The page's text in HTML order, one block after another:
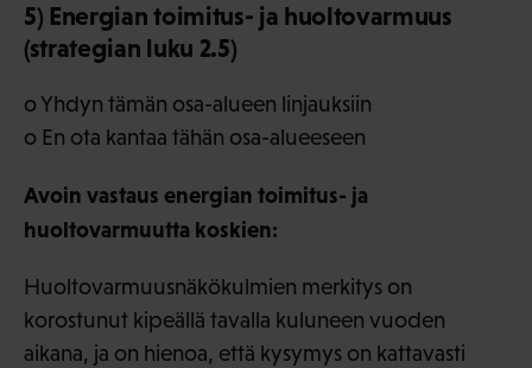
5) Energian toimitus- ja huoltovarmuus
(strategian luku 2.5)
o Yhdyn tämän osa-alueen linjauksiin
o En ota kantaa tähän osa-alueeseen
Avoin vastaus energian toimitus- ja
huoltovarmuutta koskien:
Huoltovarmuusnäkökulmien merkitys on
korostunut kipeällä tavalla kuluneen vuoden
aikana, ja on hienoa, että kysymys on kattavasti